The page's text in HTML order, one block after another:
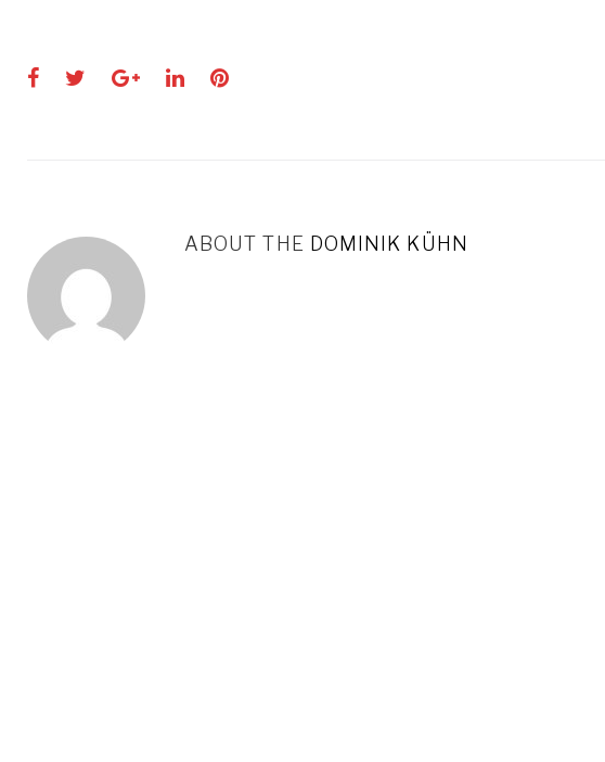
Facebook
TwitterGoogle+LinkedInPinterest
ABOUT THE DOMINIK KÜHN